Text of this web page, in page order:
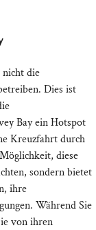
nicht die
Dies ist
Bay ein Hotspot
Kreuzfahrt durch
diese
sondern bietet
ihre
Während Sie
von ihren